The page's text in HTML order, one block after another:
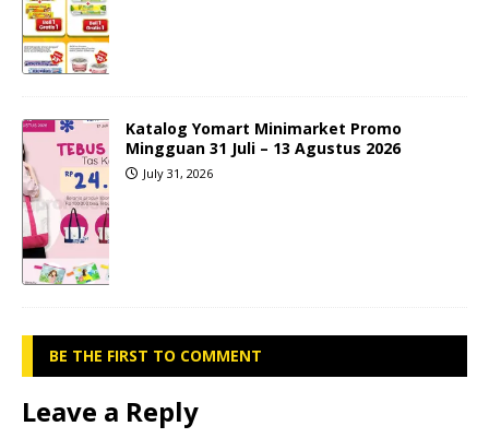
Katalog Yomart Minimarket Promo
Mingguan 31 Juli – 13 Agustus 2026
July 31, 2026
BE THE FIRST TO COMMENT
Leave a Reply